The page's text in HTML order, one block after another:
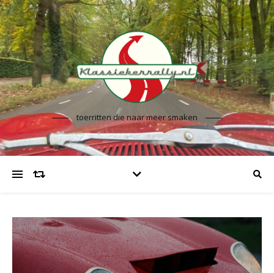
toerritten die naar meer smaken